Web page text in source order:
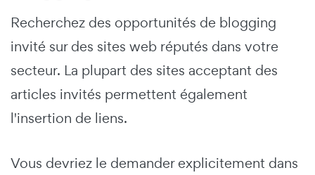
Recherchez des opportunités de blogging
invité sur des sites web réputés dans votre
secteur. La plupart des sites acceptant des
articles invités permettent également
l'insertion de liens.
Vous devriez le demander explicitement dans